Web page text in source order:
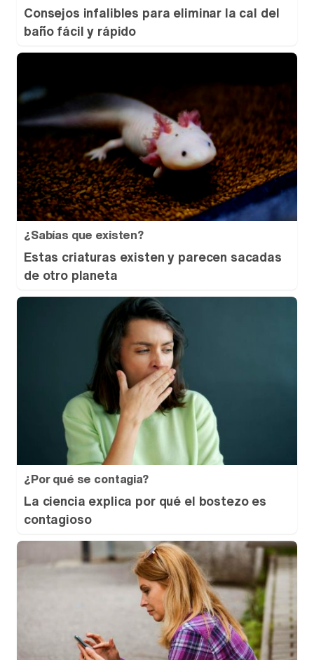
Consejos infalibles para eliminar la cal del
baño fácil y rápido
¿Sabías que existen?
Estas criaturas existen y parecen sacadas
de otro planeta
¿Por qué se contagia?
La ciencia explica por qué el bostezo es
contagioso